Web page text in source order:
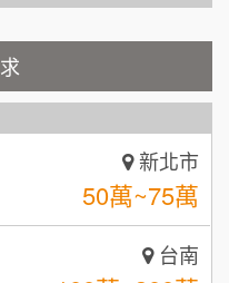
100萬 ~150萬
新北市
50萬~75萬
台南
100萬~300萬